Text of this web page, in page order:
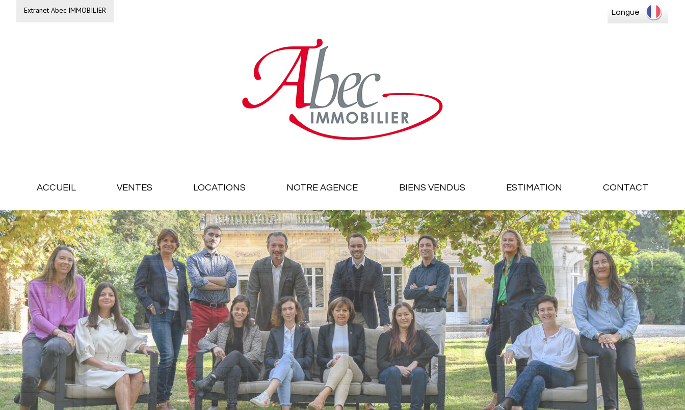
Extranet Abec IMMOBILIER Langue
ACCUEIL VENTES LOCATIONS NOTRE AGENCE BIENS VENDUS ESTIMATION CONTACT